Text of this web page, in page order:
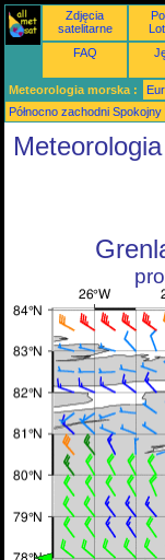
Zdjęcia
satelitarne
FAQ
Meteorologia morska :
Północno zachodni Spokojny